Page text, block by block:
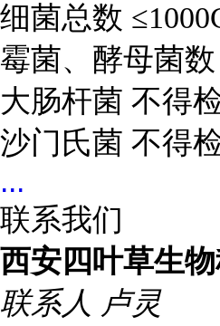
细菌总数
霉菌、酵母菌数
大肠杆菌 不得
沙门氏菌 不得
...
联系我们
西安四叶草生
联系人 卢灵